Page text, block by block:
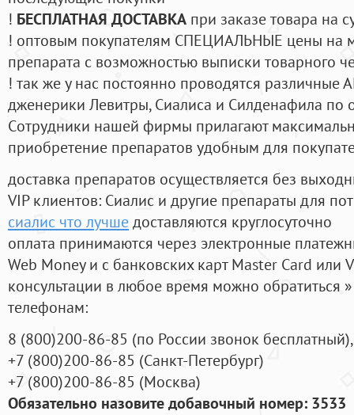
! БЕСПЛАТНАЯ ДОСТАВКА при заказе товара на
! оптовым покупателям СПЕЦИАЛЬНЫЕ цены на
препарата с возможностью выписки товарного
! так же у нас постоянно проводятся
дженерики Левитры, Сиалиса и Силденафила по
Cотрудники нашей фирмы прилагают
приобретение препаратов удобным для
доставка препаратов осуществляется без
VIP клиентов: Сиалис и другие препараты для
сиалис что лучшедоставляются круглосуточно
оплата принимаются через электронные
Web Money и с банковских карт Master Card или
консультации в любое время можно обратиться
телефонам:
8 (800)200-86-85 (по России звонок бесплатный),
+7 (800)200-86-85 (Санкт-Петербург)
+7 (800)200-86-85 (Москва)
Обязательно назовите добавочный номер: 3533